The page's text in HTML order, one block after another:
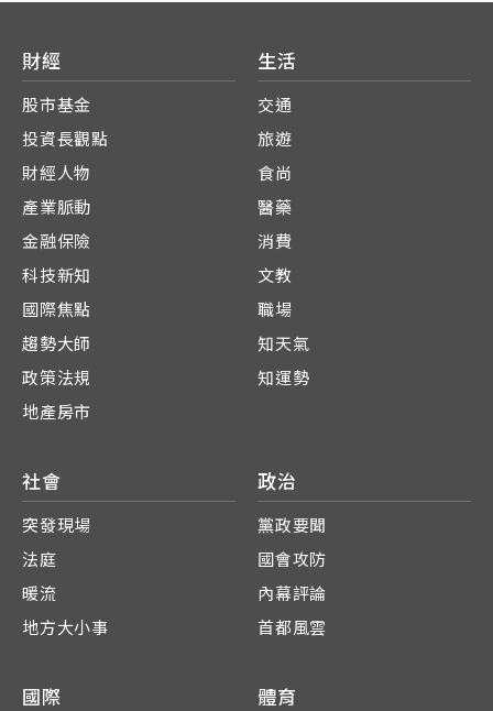
財經
股市基金
投資長觀點
財經人物
產業脈動
金融保險
科技新知
國際焦點
趨勢大師
政策法規
地產房市
生活
交通
旅遊
食尚
醫藥
消費
文教
職場
知天氣
知運勢
社會
突發現場
法庭
暖流
地方大小事
政治
黨政要聞
國會攻防
內幕評論
首都風雲
國際 體育